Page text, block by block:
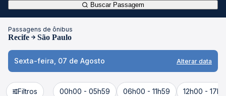
Buscar Passagem
Passagens de ônibus
Recife São Paulo
Sexta-feira, 07 de Agosto Alterar data
Filtros 00h00 - 05h59 06h00 - 11h59 12h00 -